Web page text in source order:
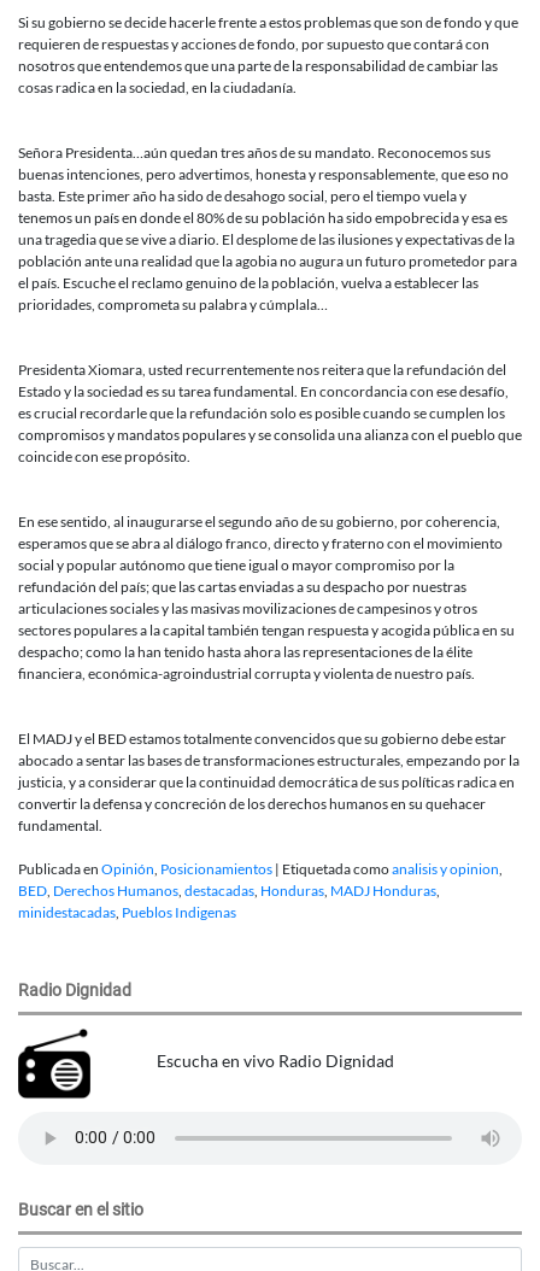
Si su gobierno se decide hacerle frente a estos problemas que son de fondo y que
requieren de respuestas y acciones de fondo, por supuesto que contará con
nosotros que entendemos que una parte de la responsabilidad de cambiar las
cosas radica en la sociedad, en la ciudadanía.
Señora Presidenta…aún quedan tres años de su mandato. Reconocemos sus
buenas intenciones, pero advertimos, honesta y responsablemente, que eso no
basta. Este primer año ha sido de desahogo social, pero el tiempo vuela y
tenemos un país en donde el 80% de su población ha sido empobrecida y esa es
una tragedia que se vive a diario. El desplome de las ilusiones y expectativas de la
población ante una realidad que la agobia no augura un futuro prometedor para
el país. Escuche el reclamo genuino de la población, vuelva a establecer las
prioridades, comprometa su palabra y cúmplala…
Presidenta Xiomara, usted recurrentemente nos reitera que la refundación del
Estado y la sociedad es su tarea fundamental. En concordancia con ese desafío,
es crucial recordarle que la refundación solo es posible cuando se cumplen los
compromisos y mandatos populares y se consolida una alianza con el pueblo que
coincide con ese propósito.
En ese sentido, al inaugurarse el segundo año de su gobierno, por coherencia,
esperamos que se abra al diálogo franco, directo y fraterno con el movimiento
social y popular autónomo que tiene igual o mayor compromiso por la
refundación del país; que las cartas enviadas a su despacho por nuestras
articulaciones sociales y las masivas movilizaciones de campesinos y otros
sectores populares a la capital también tengan respuesta y acogida pública en su
despacho; como la han tenido hasta ahora las representaciones de la élite
financiera, económica-agroindustrial corrupta y violenta de nuestro país.
El MADJ y el BED estamos totalmente convencidos que su gobierno debe estar
abocado a sentar las bases de transformaciones estructurales, empezando por la
justicia, y a considerar que la continuidad democrática de sus políticas radica en
convertir la defensa y concreción de los derechos humanos en su quehacer
fundamental.
Publicada en Opinión Posicionamientos | Etiquetada comoanalisis y opinion
BED Derechos Humanos destacadas Honduras MADJ Honduras
minidestacadas Pueblos Indigenas
Radio Dignidad
Escucha en vivo Radio Dignidad
Buscar en el sitio